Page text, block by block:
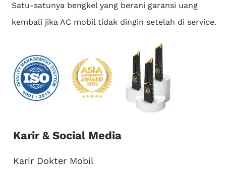
Satu-satunya bengkel yang berani garansi uang
kembali jika AC mobil tidak dingin setelah di service.
Karir & Social Media
Karir Dokter Mobil